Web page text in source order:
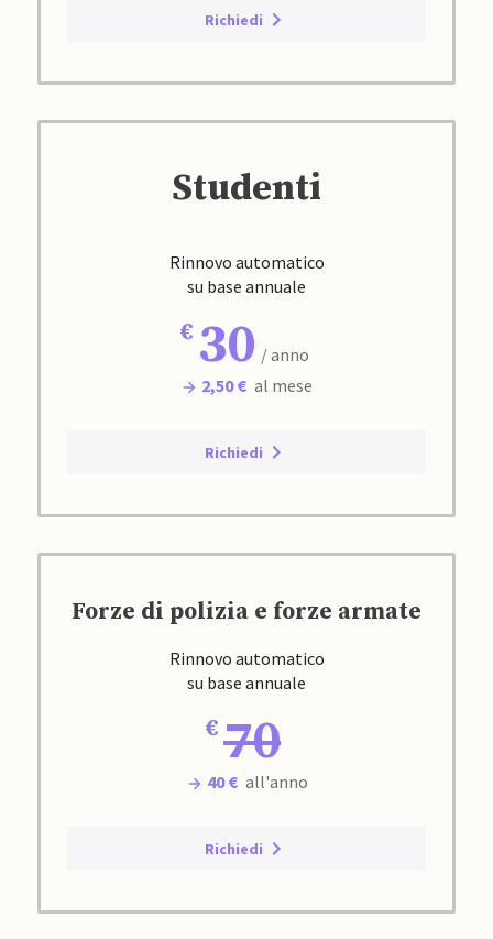
Richiedi
Studenti
Rinnovo automatico
su base annuale
30 / anno
2,50 € al mese
Richiedi
Forze di polizia e forze armate
Rinnovo automatico
su base annuale
70
40 € all'anno
Richiedi